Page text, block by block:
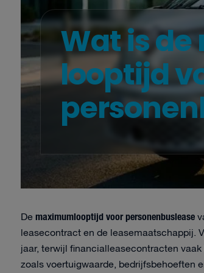
Wat is
looptijd
De maximumlooptijd voor personenbuslease
leasecontract en de leasemaatschappij.
jaar, terwijl financialleasecontracten
zoals voertuigwaarde, bedrijfsbehoeften